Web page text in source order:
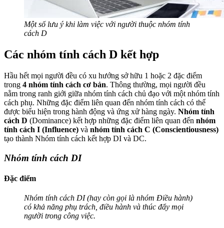
Một số lưu ý khi làm việc với người thuộc nhóm tính
cách D
Các nhóm tính cách D kết hợp
Hầu hết mọi người đều có xu hướng sở hữu 1 hoặc 2 đặc điểm
trong 4 nhóm tính cách cơ bản. Thông thường, mọi người đều
nằm trong ranh giới giữa nhóm tính cách chủ đạo với một nhóm tính
cách phụ. Những đặc điểm liên quan đến nhóm tính cách có thể
được biểu hiện trong hành động và ứng xử hàng ngày. Nhóm tính
cách D (Dominance) kết hợp những đặc điểm liên quan đến nhóm
tính cách I (Influence) và nhóm tính cách C (Conscientiousness)
tạo thành Nhóm tính cách kết hợp DI và DC.
Nhóm tính cách DI
Đặc điểm
Nhóm tính cách DI (hay còn gọi là nhóm Điều hành)
có khả năng phụ trách, điều hành và thúc đẩy mọi
người trong công việc.